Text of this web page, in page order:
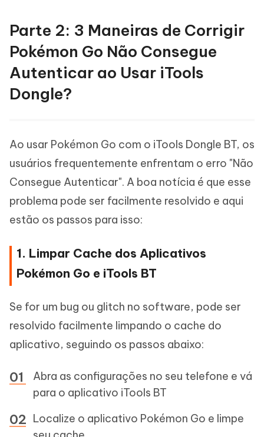
Parte 2: 3 Maneiras de Corrigir
Pokémon Go Não Consegue
Autenticar ao Usar iTools
Dongle?
Ao usar Pokémon Go com o iTools Dongle BT, os
usuários frequentemente enfrentam o erro "Não
Consegue Autenticar". A boa notícia é que esse
problema pode ser facilmente resolvido e aqui
estão os passos para isso:
1. Limpar Cache dos Aplicativos
Pokémon Go e iTools BT
Se for um bug ou glitch no software, pode ser
resolvido facilmente limpando o cache do
aplicativo, seguindo os passos abaixo:
Abra as configurações no seu telefone e vá
para o aplicativo iTools BT
Localize o aplicativo Pokémon Go e limpe